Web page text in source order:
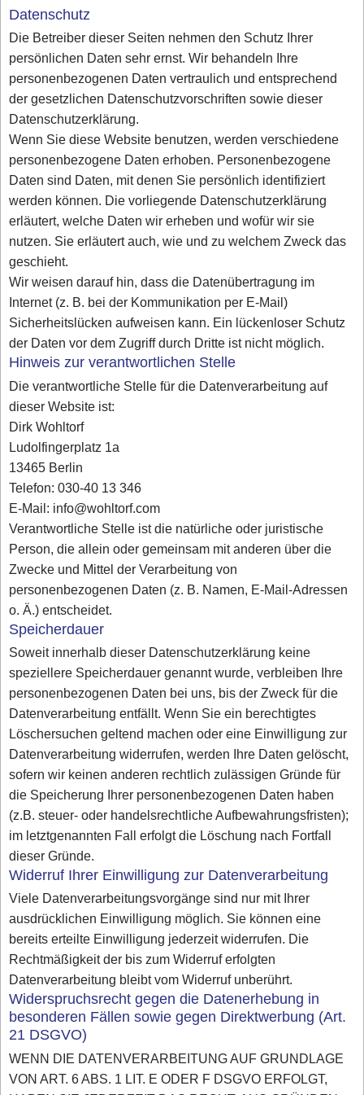
Datenschutz
Die Betreiber dieser Seiten nehmen den Schutz Ihrer
persönlichen Daten sehr ernst. Wir behandeln Ihre
personenbezogenen Daten vertraulich und entsprechend
der gesetzlichen Datenschutzvorschriften sowie dieser
Datenschutzerklärung.
Wenn Sie diese Website benutzen, werden verschiedene
personenbezogene Daten erhoben. Personenbezogene
Daten sind Daten, mit denen Sie persönlich identifiziert
werden können. Die vorliegende Datenschutzerklärung
erläutert, welche Daten wir erheben und wofür wir sie
nutzen. Sie erläutert auch, wie und zu welchem Zweck das
geschieht.
Wir weisen darauf hin, dass die Datenübertragung im
Internet (z. B. bei der Kommunikation per E-Mail)
Sicherheitslücken aufweisen kann. Ein lückenloser Schutz
der Daten vor dem Zugriff durch Dritte ist nicht möglich.
Hinweis zur verantwortlichen Stelle
Die verantwortliche Stelle für die Datenverarbeitung auf
dieser Website ist:
Dirk Wohltorf
Ludolfingerplatz 1a
13465 Berlin
Telefon: 030-40 13 346
E-Mail: info@wohltorf.com
Verantwortliche Stelle ist die natürliche oder juristische
Person, die allein oder gemeinsam mit anderen über die
Zwecke und Mittel der Verarbeitung von
personenbezogenen Daten (z. B. Namen, E-Mail-Adressen
o. Ä.) entscheidet.
Speicherdauer
Soweit innerhalb dieser Datenschutzerklärung keine
speziellere Speicherdauer genannt wurde, verbleiben Ihre
personenbezogenen Daten bei uns, bis der Zweck für die
Datenverarbeitung entfällt. Wenn Sie ein berechtigtes
Löschersuchen geltend machen oder eine Einwilligung zur
Datenverarbeitung widerrufen, werden Ihre Daten gelöscht,
sofern wir keinen anderen rechtlich zulässigen Gründe für
die Speicherung Ihrer personenbezogenen Daten haben
(z.B. steuer- oder handelsrechtliche Aufbewahrungsfristen);
im letztgenannten Fall erfolgt die Löschung nach Fortfall
dieser Gründe.
Widerruf Ihrer Einwilligung zur Datenverarbeitung
Viele Datenverarbeitungsvorgänge sind nur mit Ihrer
ausdrücklichen Einwilligung möglich. Sie können eine
bereits erteilte Einwilligung jederzeit widerrufen. Die
Rechtmäßigkeit der bis zum Widerruf erfolgten
Datenverarbeitung bleibt vom Widerruf unberührt.
Widerspruchsrecht gegen die Datenerhebung in
besonderen Fällen sowie gegen Direktwerbung (Art.
21 DSGVO)
WENN DIE DATENVERARBEITUNG AUF GRUNDLAGE
VON ART. 6 ABS. 1 LIT. E ODER F DSGVO ERFOLGT,